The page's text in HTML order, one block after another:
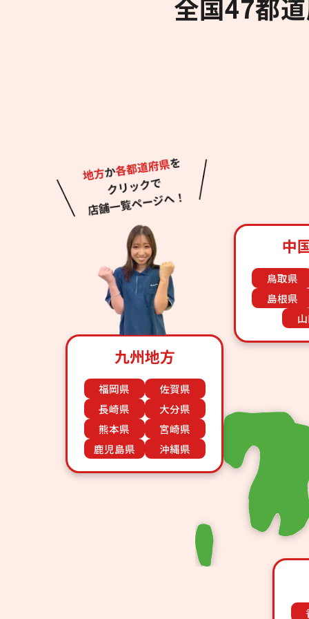
全国47都
中
鳥取県
島根県
九州地方
福岡県
佐賀県
長崎県
大分県
熊本県
宮崎県
鹿児島県
沖縄県